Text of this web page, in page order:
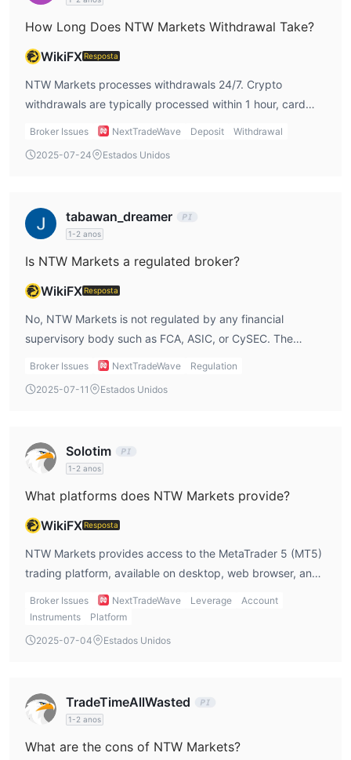
How Long Does NTW Markets Withdrawal Take?
WikiFX Resposta
NTW Markets processes withdrawals 24/7. Crypto
withdrawals are typically processed within 1 hour, card
withdrawals within 15 minutes, while bank wire transfers
Broker Issues NextTradeWave Deposit
Withdrawal
2025-07-24
Estados Unidos
tabawan_dreamer
1-2 anos
Is NTW Markets a regulated broker?
WikiFX Resposta
No, NTW Markets is not regulated by any financial
supervisory body such as FCA, ASIC, or CySEC. The
absence of regulatory oversight means that client
mechanisms are not guaranteed.
Broker Issues NextTradeWave
Regulation
2025-07-11
Estados Unidos
Solotim
1-2 anos
What platforms does NTW Markets provide?
WikiFX Resposta
NTW Markets provides access to the MetaTrader 5 (MT5)
trading platform, available on desktop, web browser, and
mobile devices.
Broker Issues NextTradeWave Leverage
Account
Instruments
Platform
2025-07-04
Estados Unidos
TradeTimeAllWasted
1-2 anos
What are the cons of NTW Markets?